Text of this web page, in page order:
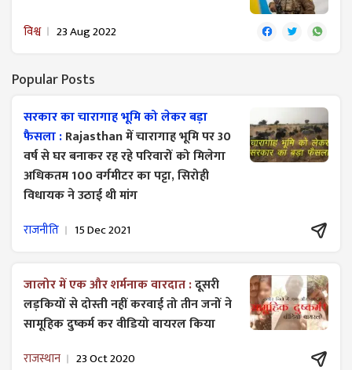
विश्व 23 Aug 2022
Popular Posts
सरकार का चारागाह भूमि को लेकर बड़ा
फैसला :Rajasthan में चारागाह भूमि पर 30
वर्ष से घर बनाकर रह रहे परिवारों को मिलेगा
अधिकतम 100 वर्गमीटर का पट्टा, सिरोही
विधायक ने उठाई थी मांग
राजनीति 15 Dec 2021
जालोर में एक और शर्मनाक वारदात :दूसरी
लड़कियों से दोस्ती नहीं करवाई तो तीन जनों ने
सामूहिक दुष्कर्म कर वीडियो वायरल किया
राजस्थान 23 Oct 2020